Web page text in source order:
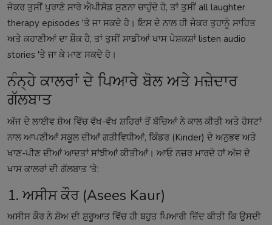
ਜੇਕਰ ਤੁਸੀਂ ਪੁਰਾਣੇ ਸਾਰੇ ਐਪੀਸੋਡ ਸੁਣਨਾ ਚਾਹੁੰਦੇ ਹੋ, ਤਾਂ ਤੁਸੀਂ all laughter
therapy episodes 'ਤੇ ਜਾ ਸਕਦੇ ਹੋ। ਇਸ ਦੇ ਨਾਲ ਹੀ ਜੇਕਰ ਤੁਹਾਨੂੰ ਸਾਹਿਤ
ਅਤੇ ਕਹਾਣੀਆਂ ਦਾ ਸ਼ੌਕ ਹੈ, ਤਾਂ ਤੁਸੀਂ ਸਾਡੀਆਂ ਖਾਸ ਪੇਸ਼ਕਸ਼ਾਂ listen audio
stories 'ਤੇ ਜਾ ਕੇ ਮਾਣ ਸਕਦੇ ਹੋ।
ਨੰਨ੍ਹੇ ਕਾਲਰਾਂ ਦੇ ਪਿਆਰੇ ਬੋਲ ਅਤੇ ਮਜ਼ੇਦਾਰ
ਗੱਲਬਾਤ
ਅੱਜ ਦੇ ਲਾਈਵ ਸ਼ੋਅ ਵਿੱਚ ਵੱਖ-ਵੱਖ ਸ਼ਹਿਰਾਂ ਤੋਂ ਬੱਚਿਆਂ ਨੇ ਕਾਲ ਕੀਤੀ ਅਤੇ ਹੋਸਟਾਂ
ਨਾਲ ਆਪਣੀਆਂ ਸਕੂਲ ਦੀਆਂ ਗਤੀਵਿਧੀਆਂ, ਕਿੰਡਰ (Kinder) ਦੇ ਅਨੁਭਵ ਅਤੇ
ਖਾਣ-ਪੀਣ ਦੀਆਂ ਆਦਤਾਂ ਸਾਂਝੀਆਂ ਕੀਤੀਆਂ। ਆਓ ਨਜ਼ਰ ਮਾਰਦੇ ਹਾਂ ਅੱਜ ਦੇ
ਖਾਸ ਕਾਲਰਾਂ ਦੀ ਗੱਲਬਾਤ 'ਤੇ:
1. ਅਸੀਸ ਕੌਰ (Asees Kaur)
ਅਸੀਸ ਕੌਰ ਨੇ ਸ਼ੋਅ ਦੀ ਸ਼ੁਰੂਆਤ ਵਿੱਚ ਹੀ ਬਹੁਤ ਪਿਆਰੀ ਜ਼ਿੱਦ ਕੀਤੀ ਕਿ ਉਸਦੀ